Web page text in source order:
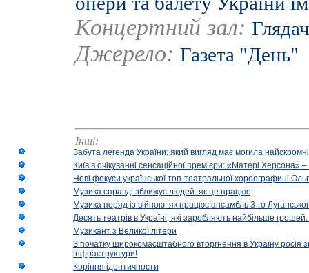
Концертний зал:
Джерело: Газета "День"
Інші:
Забута легенда України: який вигляд має могила
Київ в очікуванні сенсаційної прем’єри: «Матері
Нові фокуси української топ-театральної хореографині
Музика справді зближує людей: як це працює
Музика поряд із війною: як працює ансамбль 3-го
Десять театрів в Україні, які заробляють найбільше
Музикант з Великої літери
З початку широкомасштабного вторгнення в Україну росія
інфраструктури!
Коріння ідентичности